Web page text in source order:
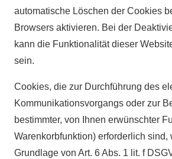
automatische Löschen der Cookies
Browsers aktivieren. Bei der
kann die Funktionalität dieser
sein.
Cookies, die zur Durchführung des
Kommunikationsvorgangs oder zur
bestimmter, von Ihnen erwünschter
Warenkorbfunktion) erforderlich sind,
Grundlage von Art. 6 Abs. 1 lit. f